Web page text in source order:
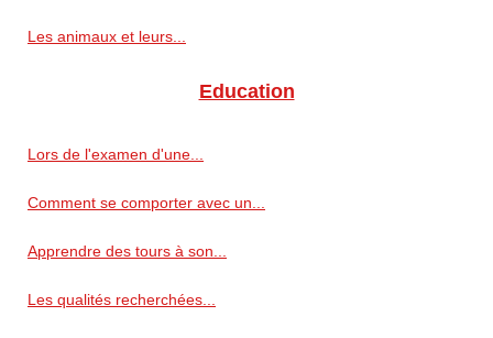
Les animaux et leurs...
Education
Lors de l'examen d'une...
Comment se comporter avec un...
Apprendre des tours à son...
Les qualités recherchées...